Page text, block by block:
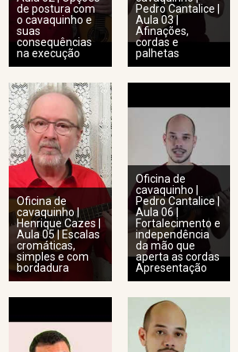
de postura com
o cavaquinho e
suas
consequências
na execução
Pedro Cantalice |
Aula 03 |
Afinações,
cordas e
palhetas
Oficina de
cavaquinho |
Henrique Cazes |
Aula 05 | Escalas
cromáticas,
simples e com
bordadura
Oficina de
cavaquinho |
Pedro Cantalice |
Aula 06 |
Fortalecimento e
independência
da mão que
aperta as cordas
Apresentação